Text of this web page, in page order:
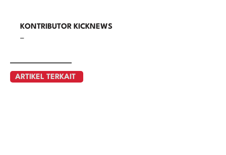
KONTRIBUTOR KICKNEWS
–
ARTIKEL TERKAIT